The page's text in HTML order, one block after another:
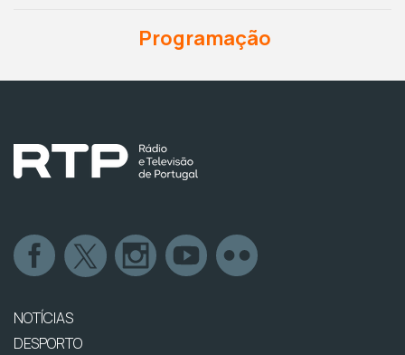
Programação
NOTÍCIAS
DESPORTO